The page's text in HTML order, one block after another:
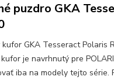
puzdro GKA
kufor GKA Tesseract Polaris
je navrhnutý pre
iba na modely tejto série.